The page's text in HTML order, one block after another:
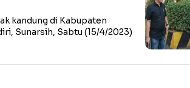
kandung di Kabupaten
Sunarsih, Sabtu (15/4/2023)